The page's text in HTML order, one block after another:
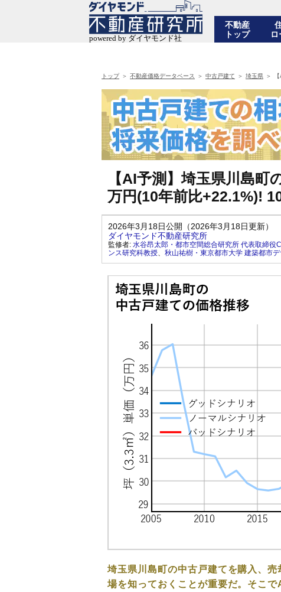
不動産
トップ
ロ
トップ 不動産価格データベース 中古戸建て 埼玉県
【AI予測】埼玉県川島
万円(10年前比+22.1%)!
2026年3月18日公開（2026年3月18日更新）
ダイヤモンド不動産研究所
監修者: 水谷昂太郎・都市空間総合研究所 代表取締役
ンス研究科教授、 秋山祐樹・東京都市大学 建築都市
埼玉県川島町の中古戸建てを購入、
場を知っておくことが重要だ。そこ